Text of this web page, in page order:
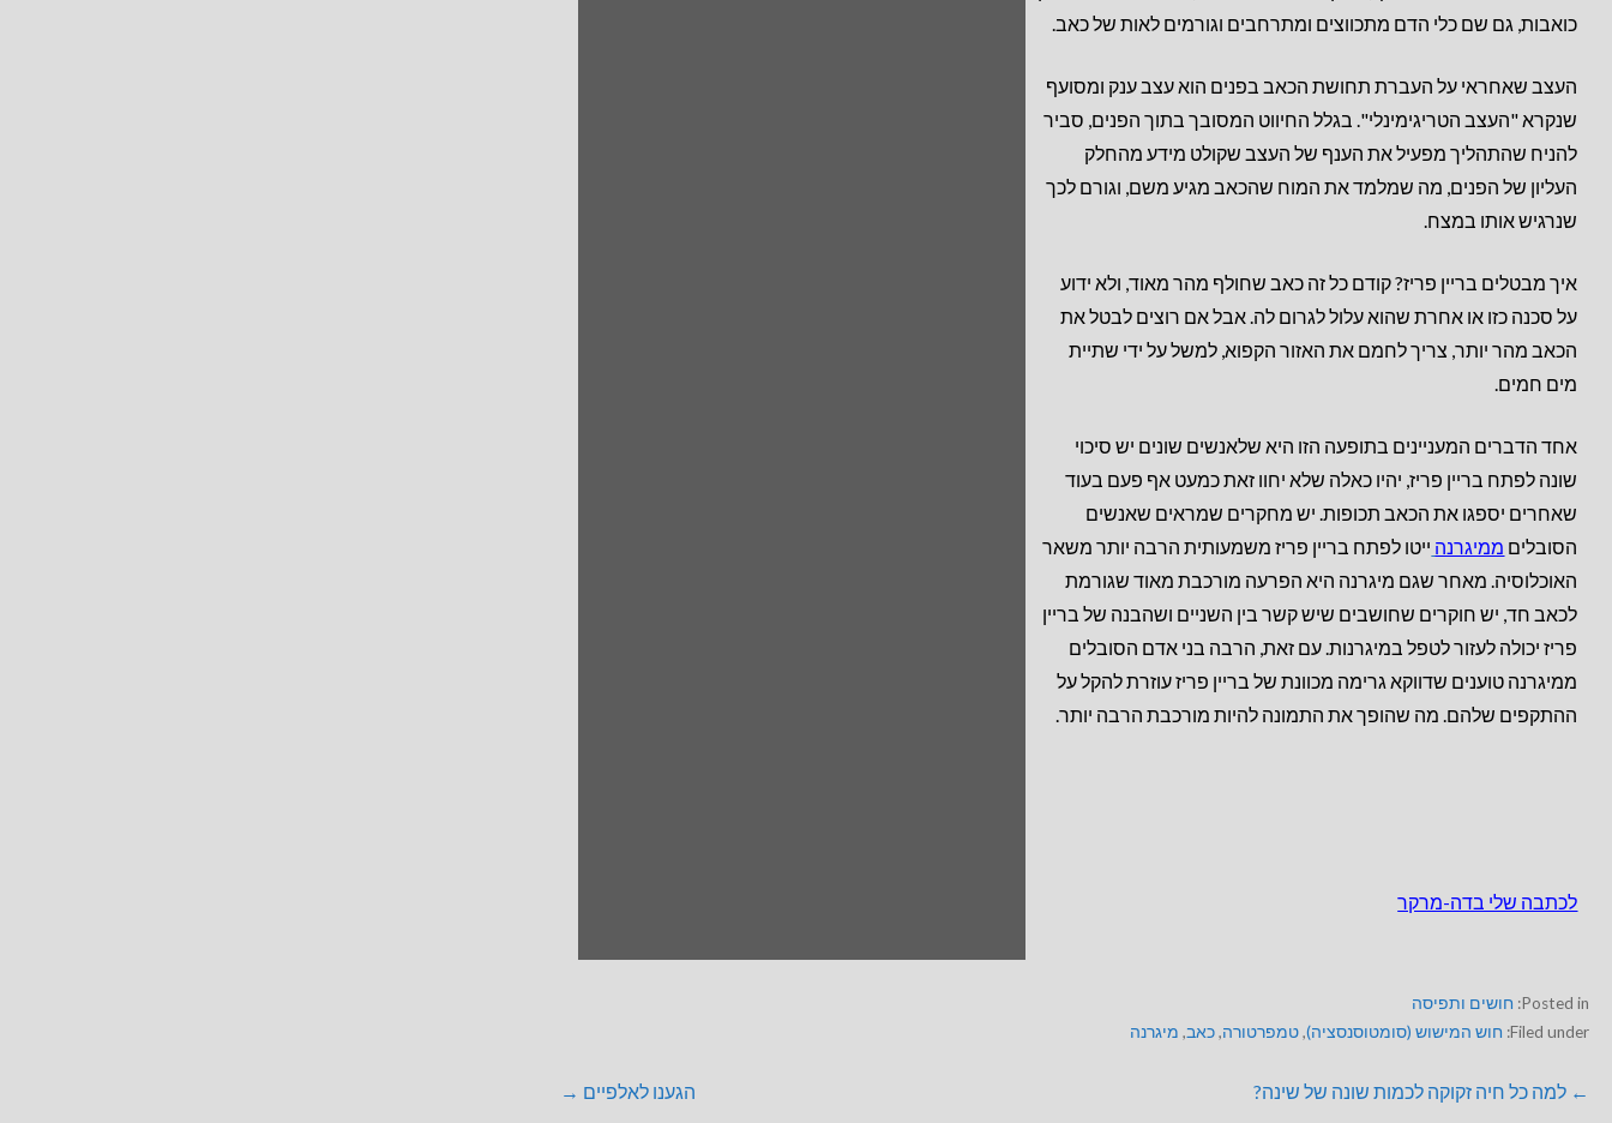
כואבות, גם שם כלי הדם מתכווצים ומתרחבים וגורמים לאות של כאב.
העצב שאחראי על העברת תחושת הכאב בפנים הוא עצב ענק ומסועף
שנקרא "העצב הטריגימינלי". בגלל החיווט המסובך בתוך הפנים, סביר
להניח שהתהליך מפעיל את הענף של העצב שקולט מידע מהחלק
העליון של הפנים, מה שמלמד את המוח שהכאב מגיע משם, וגורם לכך
שנרגיש אותו במצח.
איך מבטלים בריין פריז? קודם כל זה כאב שחולף מהר מאוד, ולא ידוע
על סכנה כזו או אחרת שהוא עלול לגרום לה. אבל אם רוצים לבטל את
הכאב מהר יותר, צריך לחמם את האזור הקפוא, למשל על ידי שתיית
מים חמים.
אחד הדברים המעניינים בתופעה הזו היא שלאנשים שונים יש סיכוי
שונה לפתח בריין פריז, יהיו כאלה שלא יחוו זאת כמעט אף פעם בעוד
שאחרים יספגו את הכאב תכופות. יש מחקרים שמראים שאנשים
הסובלים ממיגרנה ייטו לפתח בריין פריז משמעותית הרבה יותר משאר
האוכלוסיה. מאחר שגם מיגרנה היא הפרעה מורכבת מאוד שגורמת
לכאב חד, יש חוקרים שחושבים שיש קשר בין השניים ושהבנה של בריין
פריז יכולה לעזור לטפל במיגרנות. עם זאת, הרבה בני אדם הסובלים
ממיגרנה טוענים שדווקא גרימה מכוונת של בריין פריז עוזרת להקל על
ההתקפים שלהם. מה שהופך את התמונה להיות מורכבת הרבה יותר.
לכתבה שלי בדה-מרקר
Posted in: חושים ותפיסה
Filed under: חוש המישוש (סומטוסנסציה),טמפרטורה,כאב, מיגרנה
← למה כל חיה זקוקה לכמות שונה של שינה? הגענו לאלפיים →